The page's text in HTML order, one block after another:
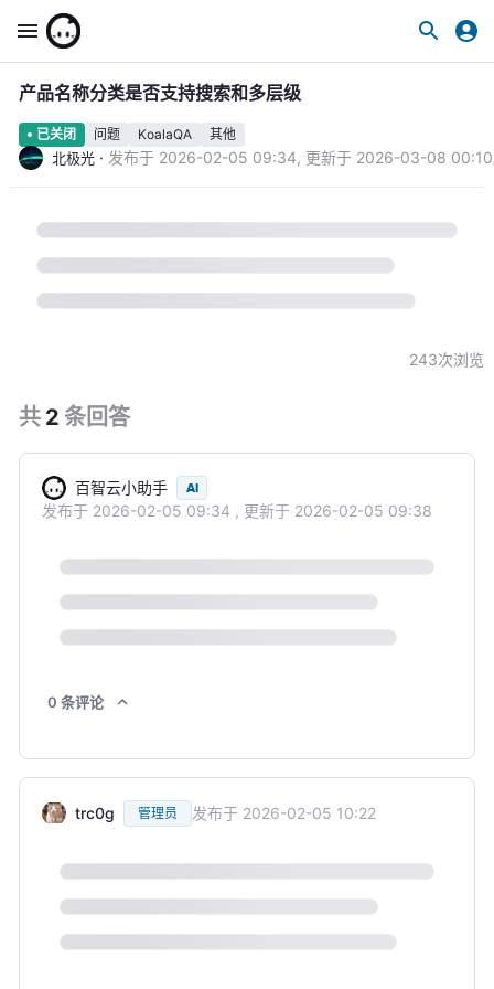
产品名称分类是否支持搜索和多层级
已关闭 问题 KoalaQA 其他
北极光 · 发布于 2026-02-05 09:34, 更新于 2026-03-08 00:10
243次浏览
共 2 条回答
百智云小助手 AI
发布于 2026-02-05 09:34 , 更新于 2026-02-05 09:38
0 条评论
trc0g 管理员 发布于 2026-02-05 10:22